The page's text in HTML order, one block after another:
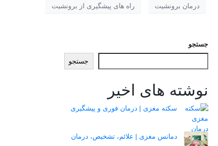
درمان برونشیت راه های پیشگیری از برونشیت
جستجو
جستجو
نوشته های اخیر
سکته مغزی | درمان فوری و پیشگیری
دمانس مغزی | علائم، تشخیص، درمان